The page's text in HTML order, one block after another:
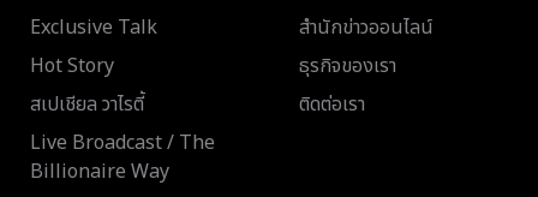
Exclusive Talk
Hot Story
สเปเชียล วาไรตี้
Live Broadcast / The
Billionaire Way
สำนักข่าวออนไลน์
ธุรกิจของเรา
ติดต่อเรา